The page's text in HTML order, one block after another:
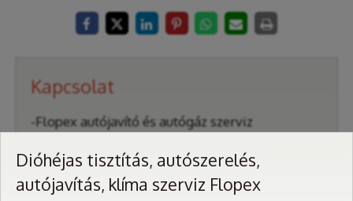
Kapcsolat
-Flopex autójavító és autógáz szerviz
-Klíma szerviz
1174. Budapest, Rákóczi Ferenc u. 83.
Dióhéjas tisztítás, autószerelés,
autójavítás, klíma szerviz Flopex